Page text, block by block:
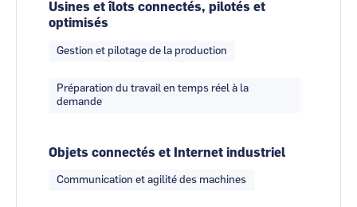
Usines et îlots connectés, pilotés et
optimisés
Gestion et pilotage de la production
Préparation du travail en temps réel à la
demande
Objets connectés et Internet industriel
Communication et agilité des machines